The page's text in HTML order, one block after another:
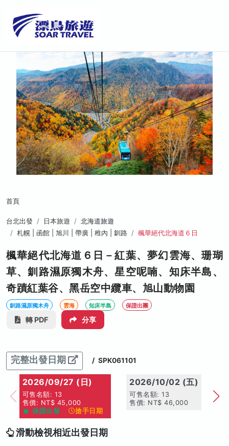
首頁
台北出發 日本旅遊
北海道旅遊
札幌 | 函館 | 旭川 | 帶廣 | 稚內 | 釧路
楓華絕代北海道６日
楓華絕代北海道６日－紅葉、夢幻雲海、珊瑚
草、釧路濕原獨木舟、星空呢喃、知床半島、
奇蹟紅葉谷、黑岳空中纜車、旭山動物園
釧路濕原獨木舟 雲海 知床半島 保證出團
轉 PDF 分享
完整出發日期 / SPK061101
2026/09/27 (日)
可售名額: 13
售價: NT$ 45,000
保證出發
搶手日期
2026/10/02 (五)
可售名額: 13
售價: NT$ 46,000
滑動檢視相近出發日期